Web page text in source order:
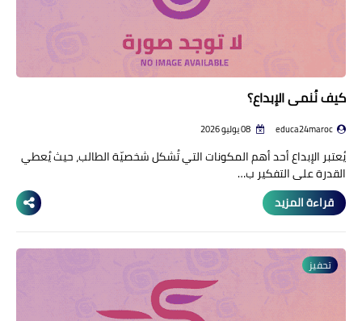
كيف نُنمي الإبداع؟
educa24maroc
يُعتبر الإبداع أحد أهم المكونات التي تُشكل شخصيّة الطالب، حيث يُعطي
القدرة على التفكير ب…
قراءة المزيد
تحفيز